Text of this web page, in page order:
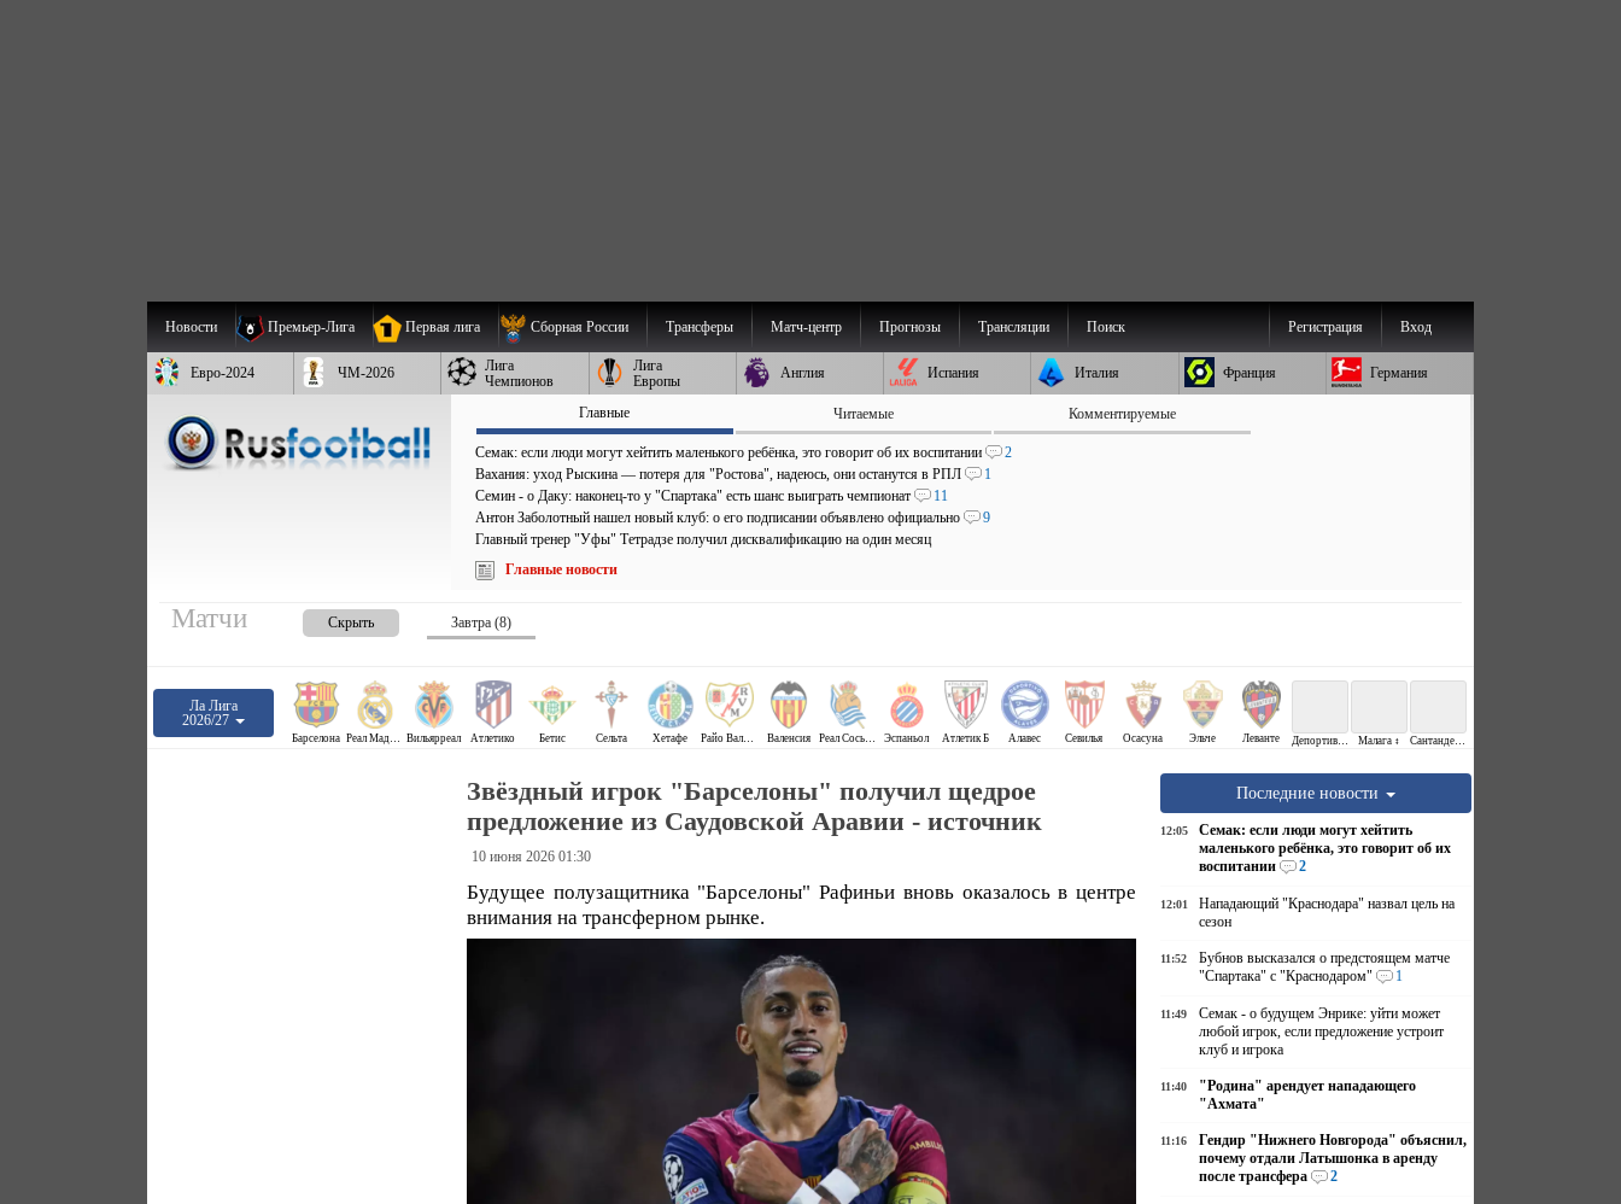
Новости Премьер-Лига Первая лига Сборная России Трансферы Матч-центр Прогнозы Трансляции Поиск Вход
Регистрация
Евро-2024 ЧМ-2026
Лига
Чемпионов
Лига
Европы
Англия Испания Италия Франция Германия
Главные Читаемые Комментируемые
Семак: если люди могут хейтить маленького ребёнка, это говорит об их воспитании
2
Вахания: уход Рыскина — потеря для "Ростова", надеюсь, они останутся в РПЛ
1
Семин - о Даку: наконец-то у "Спартака" есть шанс выиграть чемпионат
11
Антон Заболотный нашел новый клуб: о его подписании объявлено официально
9
Главный тренер "Уфы" Тетрадзе получил дисквалификацию на один месяц
Главные новости
Матчи Скрыть Завтра (8)
Ла Лига
2026/27
Барселона Реал Мадрид Вильярреал Атлетико Бетис Сельта Хетафе Райо Вальекано Валенсия Реал Сосьедад Эспаньол Атлетик Б Алавес Севилья Осасуна Эльче Леванте Депортиво ↕ Малага ↕ Сантандер ↕
Звёздный игрок "Барселоны" получил щедрое
предложение из Саудовской Аравии - источник
10 июня 2026 01:30
Будущее полузащитника "Барселоны" Рафиньи вновь оказалось в центре
внимания на трансферном рынке.
Последние новости
12:05
Семак: если люди могут хейтить
маленького ребёнка, это говорит об их
воспитании
2
12:01
Нападающий "Краснодара" назвал цель на
сезон
11:52
Бубнов высказался о предстоящем матче
"Спартака" с "Краснодаром"
1
11:49
Семак - о будущем Энрике: уйти может
любой игрок, если предложение устроит
клуб и игрока
11:40
"Родина" арендует нападающего
"Ахмата"
11:16
Гендир "Нижнего Новгорода" объяснил,
почему отдали Латышонка в аренду
после трансфера
2